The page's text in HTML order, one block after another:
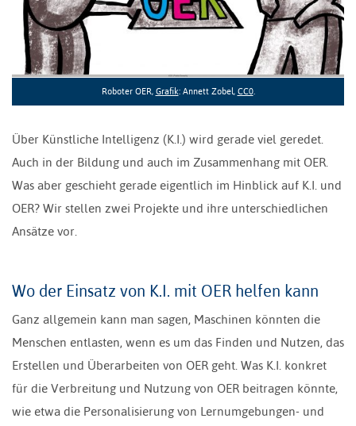
Roboter OER, Grafik: Annett Zobel, CC0.
Über Künstliche Intelligenz (K.I.) wird gerade viel geredet.
Auch in der Bildung und auch im Zusammenhang mit OER.
Was aber geschieht gerade eigentlich im Hinblick auf K.I. und
OER? Wir stellen zwei Projekte und ihre unterschiedlichen
Ansätze vor.
Wo der Einsatz von K.I. mit OER helfen kann
Ganz allgemein kann man sagen, Maschinen könnten die
Menschen entlasten, wenn es um das Finden und Nutzen, das
Erstellen und Überarbeiten von OER geht. Was K.I. konkret
für die Verbreitung und Nutzung von OER beitragen könnte,
wie etwa die Personalisierung von Lernumgebungen- und